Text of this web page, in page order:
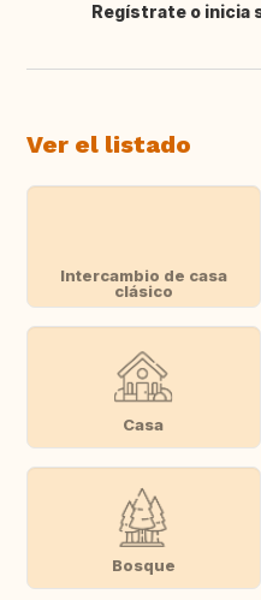
Traducir
Regístrate o inicia
Ver el listado
Intercambio de casa
clásico
Casa
Bosque